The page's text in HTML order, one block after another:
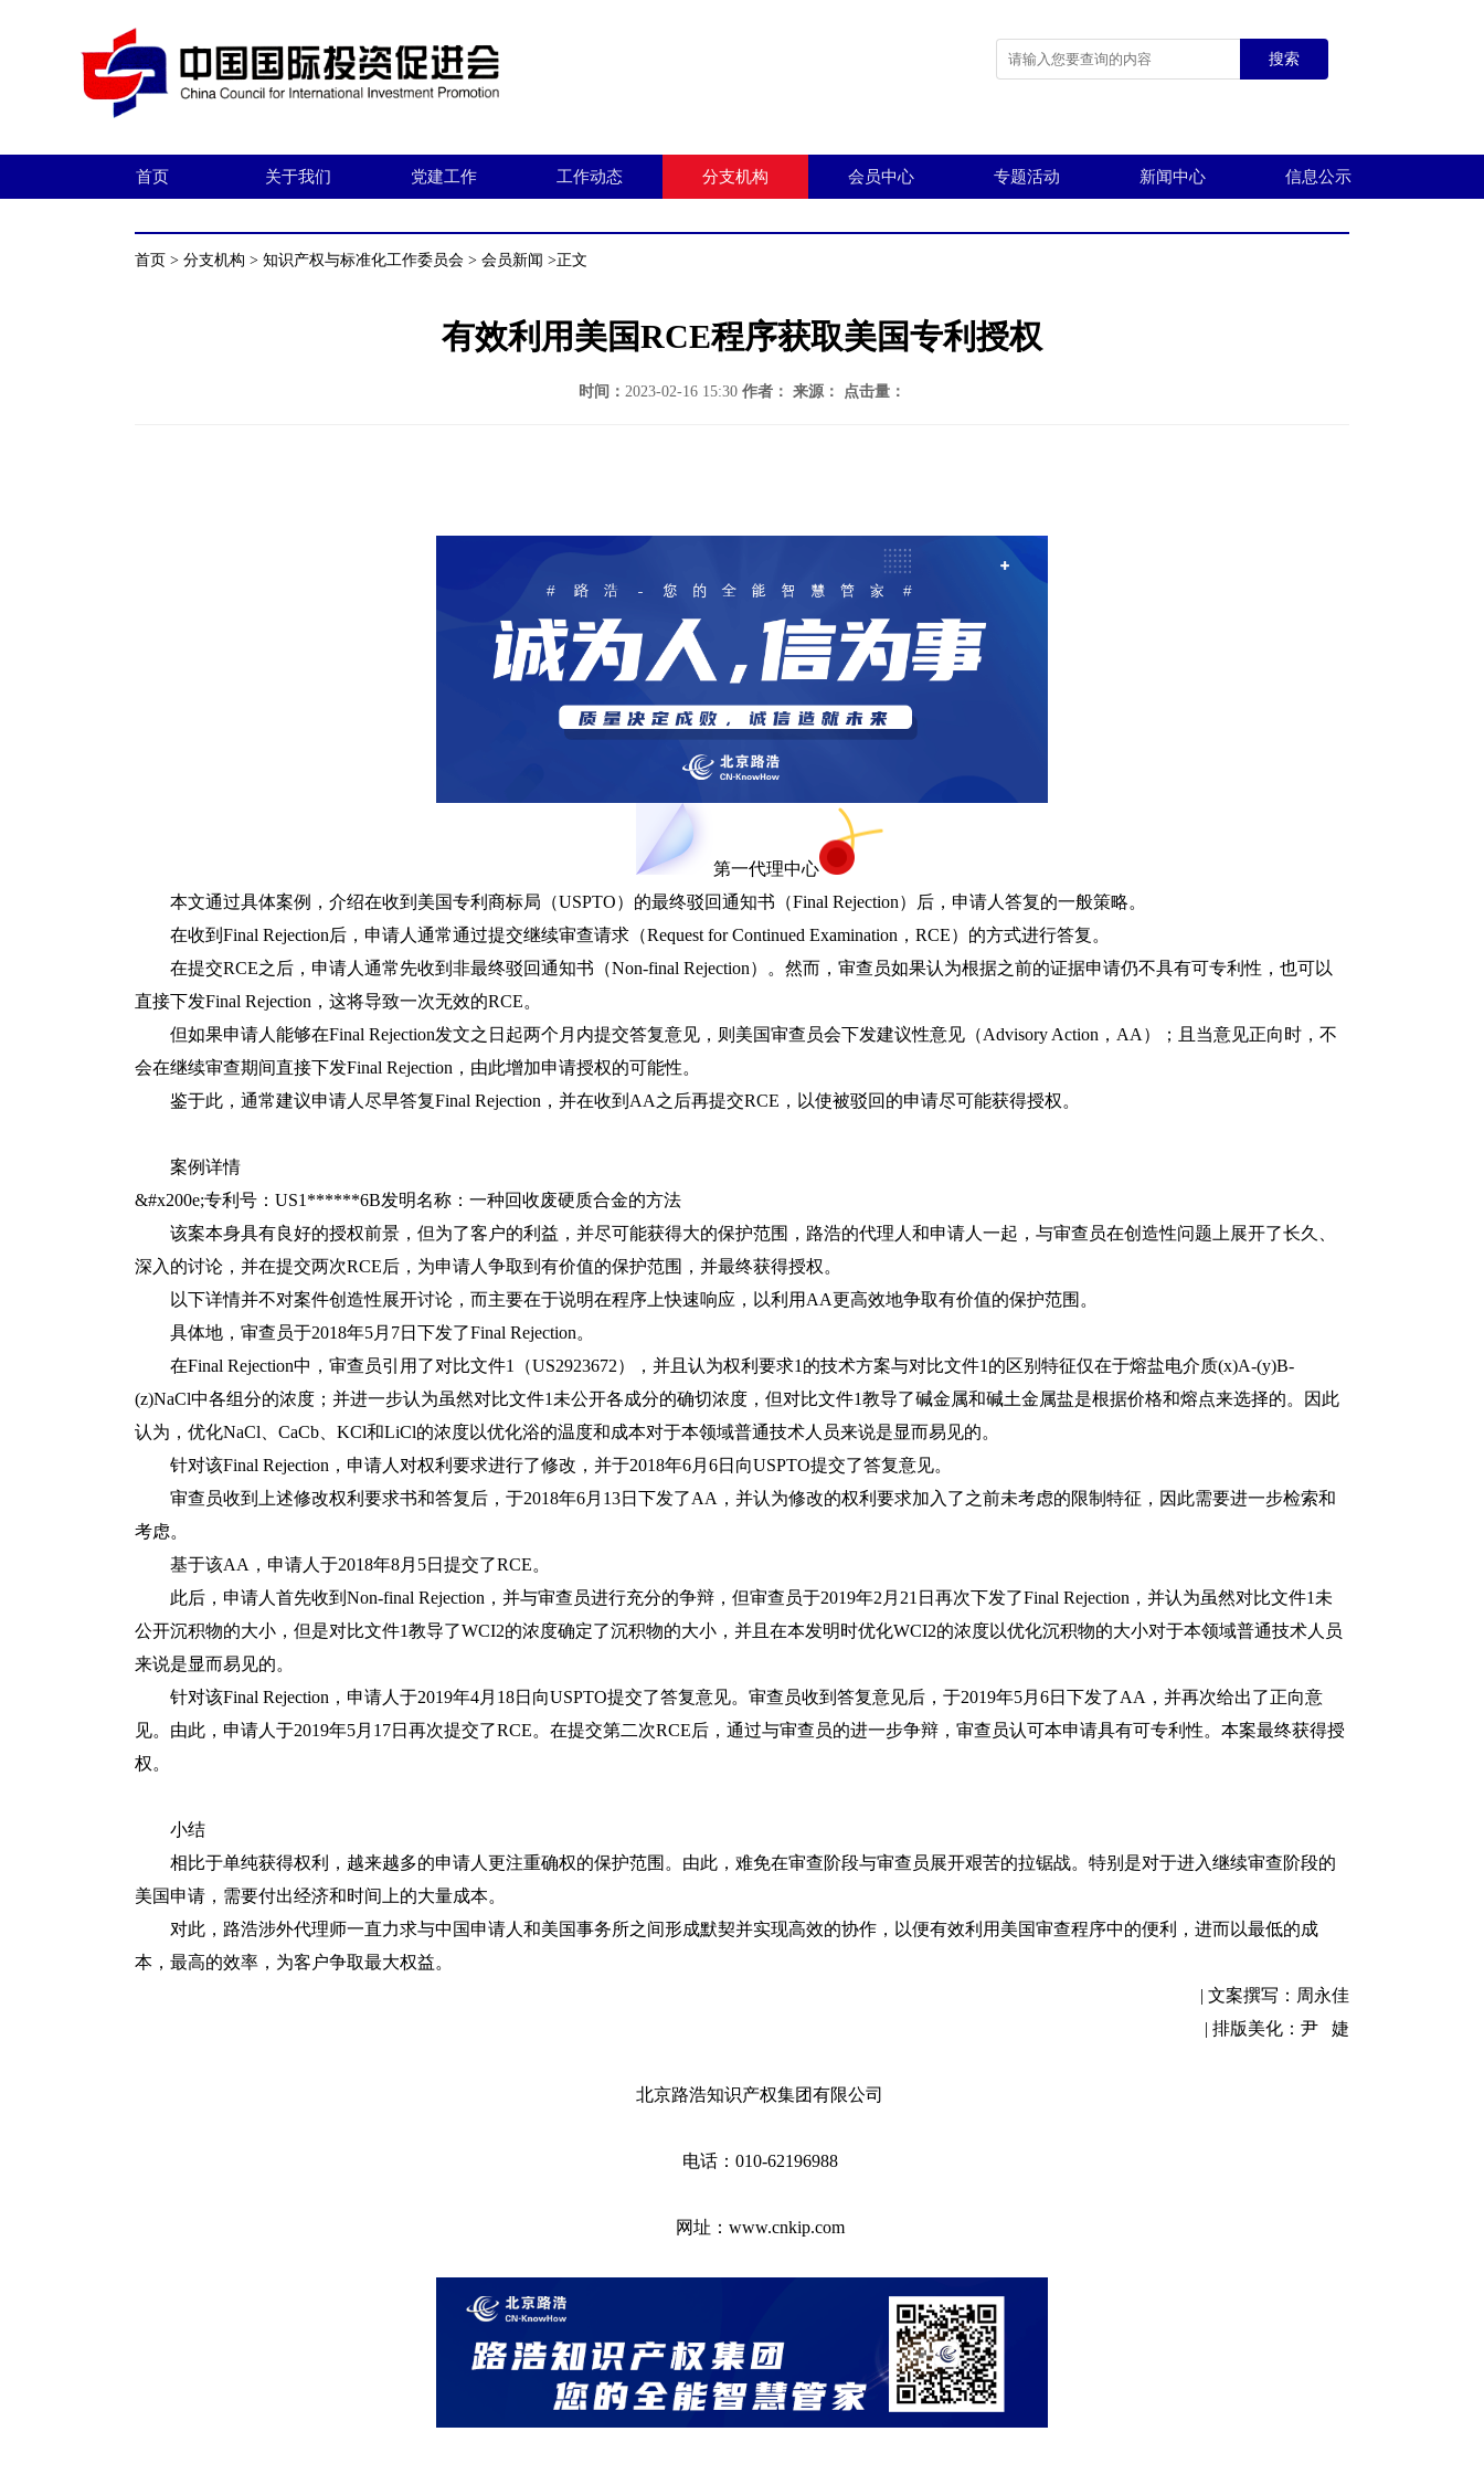
搜索
首页 关于我们 党建工作 工作动态 分支机构 会员中心 专题活动 新闻中心 信息公示
首页 > 分支机构 > 知识产权与标准化工作委员会 > 会员新闻 >正文
有效利用美国RCE程序获取美国专利授权
时间： 2023-02-16 15:30 作者： 来源： 点击量：
第一代理中心
本文通过具体案例，介绍在收到美国专利商标局（USPTO）的最终驳回通知书（Final Rejection）后，申请人答复的一般策略。
在收到Final Rejection后，申请人通常通过提交继续审查请求（Request for Continued Examination，RCE）的方式进行答复。
在提交RCE之后，申请人通常先收到非最终驳回通知书（Non-final Rejection）。然而，审查员如果认为根据之前的证据申请仍不具有可专利性，也可以
直接下发Final Rejection，这将导致一次无效的RCE。
但如果申请人能够在Final Rejection发文之日起两个月内提交答复意见，则美国审查员会下发建议性意见（Advisory Action，AA）；且当意见正向时，不
会在继续审查期间直接下发Final Rejection，由此增加申请授权的可能性。
鉴于此，通常建议申请人尽早答复Final Rejection，并在收到AA之后再提交RCE，以使被驳回的申请尽可能获得授权。
案例详情
&#x200e;专利号：US1******6B发明名称：一种回收废硬质合金的方法
该案本身具有良好的授权前景，但为了客户的利益，并尽可能获得大的保护范围，路浩的代理人和申请人一起，与审查员在创造性问题上展开了长久、
深入的讨论，并在提交两次RCE后，为申请人争取到有价值的保护范围，并最终获得授权。
以下详情并不对案件创造性展开讨论，而主要在于说明在程序上快速响应，以利用AA更高效地争取有价值的保护范围。
具体地，审查员于2018年5月7日下发了Final Rejection。
在Final Rejection中，审查员引用了对比文件1（US2923672），并且认为权利要求1的技术方案与对比文件1的区别特征仅在于熔盐电介质(x)A-(y)B-
(z)NaCl中各组分的浓度；并进一步认为虽然对比文件1未公开各成分的确切浓度，但对比文件1教导了碱金属和碱土金属盐是根据价格和熔点来选择的。因此
认为，优化NaCl、CaCb、KCl和LiCl的浓度以优化浴的温度和成本对于本领域普通技术人员来说是显而易见的。
针对该Final Rejection，申请人对权利要求进行了修改，并于2018年6月6日向USPTO提交了答复意见。
审查员收到上述修改权利要求书和答复后，于2018年6月13日下发了AA，并认为修改的权利要求加入了之前未考虑的限制特征，因此需要进一步检索和
考虑。
基于该AA，申请人于2018年8月5日提交了RCE。
此后，申请人首先收到Non-final Rejection，并与审查员进行充分的争辩，但审查员于2019年2月21日再次下发了Final Rejection，并认为虽然对比文件1未
公开沉积物的大小，但是对比文件1教导了WCI2的浓度确定了沉积物的大小，并且在本发明时优化WCI2的浓度以优化沉积物的大小对于本领域普通技术人员
来说是显而易见的。
针对该Final Rejection，申请人于2019年4月18日向USPTO提交了答复意见。审查员收到答复意见后，于2019年5月6日下发了AA，并再次给出了正向意
见。由此，申请人于2019年5月17日再次提交了RCE。在提交第二次RCE后，通过与审查员的进一步争辩，审查员认可本申请具有可专利性。本案最终获得授
权。
小结
相比于单纯获得权利，越来越多的申请人更注重确权的保护范围。由此，难免在审查阶段与审查员展开艰苦的拉锯战。特别是对于进入继续审查阶段的
美国申请，需要付出经济和时间上的大量成本。
对此，路浩涉外代理师一直力求与中国申请人和美国事务所之间形成默契并实现高效的协作，以便有效利用美国审查程序中的便利，进而以最低的成
本，最高的效率，为客户争取最大权益。
| 文案撰写：周永佳
| 排版美化：尹 婕
北京路浩知识产权集团有限公司
电话：010-62196988
网址： www.cnkip.com